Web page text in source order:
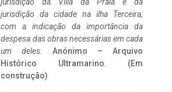
jurisdição da Villa da Praia e da
jurisdição da cidade na ilha Terceira,
com a indicação da importância da
despesa das obras necessárias em cada
um deles. Anónimo – Arquivo
Histórico Ultramarino. (Em
construção)